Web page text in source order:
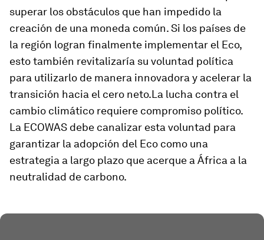
superar los obstáculos que han impedido la
creación de una moneda común. Si los países de
la región logran finalmente implementar el Eco,
esto también revitalizaría su voluntad política
para utilizarlo de manera innovadora y acelerar la
transición hacia el cero neto.La lucha contra el
cambio climático requiere compromiso político.
La ECOWAS debe canalizar esta voluntad para
garantizar la adopción del Eco como una
estrategia a largo plazo que acerque a África a la
neutralidad de carbono.